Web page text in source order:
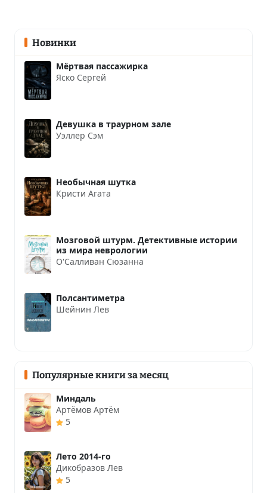
Новинки
Мёртвая пассажирка
Яско Сергей
Девушка в траурном зале
Уэллер Сэм
Необычная шутка
Кристи Агата
Мозговой штурм. Детективные истории
из мира неврологии
О'Салливан Сюзанна
Полсантиметра
Шейнин Лев
Популярные книги за месяц
Миндаль
Артёмов Артём
5
Лето 2014-го
Дикобразов Лев
5